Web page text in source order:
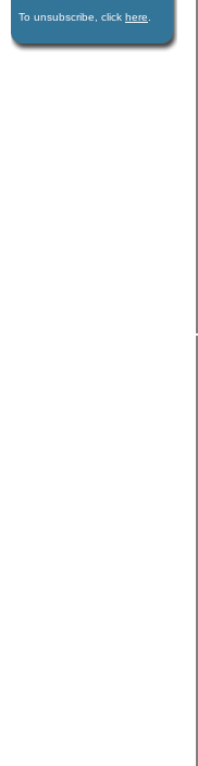
To unsubscribe, click here